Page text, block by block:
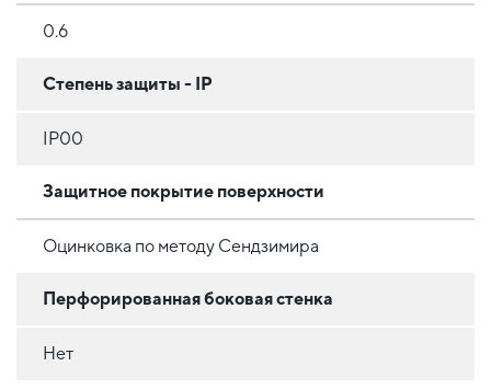
0.6
Степень защиты - IP
IP00
Защитное покрытие поверхности
Оцинковка по методу Сендзимира
Перфорированная боковая стенка
Нет